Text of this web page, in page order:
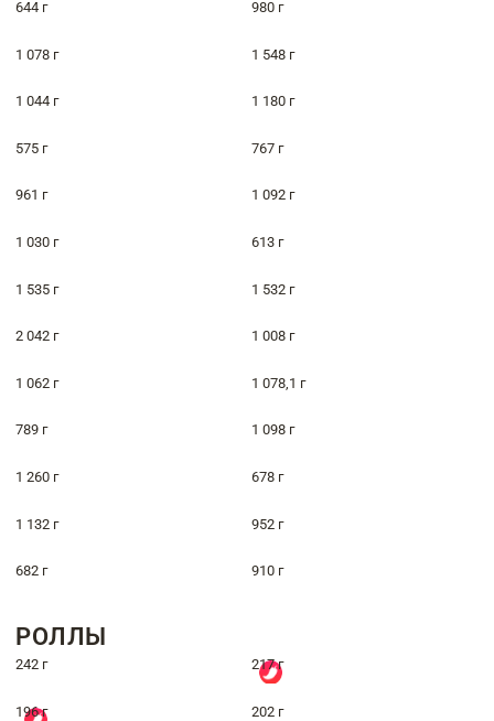
644 г 980 г
1 078 г 1 548 г
1 044 г 1 180 г
575 г 767 г
961 г 1 092 г
1 030 г 613 г
1 535 г 1 532 г
2 042 г 1 008 г
1 062 г 1 078,1 г
789 г 1 098 г
1 260 г 678 г
1 132 г 952 г
682 г 910 г
РОЛЛЫ
242 г 217 г
196 г 202 г